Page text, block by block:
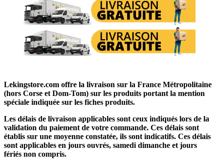
Lekingstore.com offre la livraison sur la France Métropolitaine
(hors Corse et Dom-Tom) sur les produits portant la mention
spéciale indiquée sur les fiches produits.
Les délais de livraison applicables sont ceux indiqués lors de la
validation du paiement de votre commande. Ces délais sont
établis sur une moyenne constatée, ils sont indicatifs. Ces délais
sont applicables en jours ouvrés, samedi dimanche et jours
fériés non compris.